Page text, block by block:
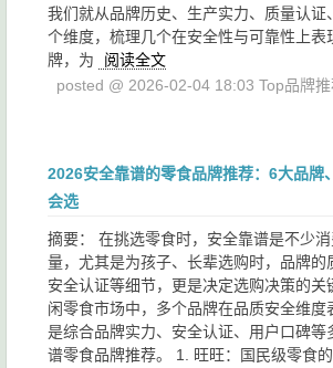
我们就从品牌历史、生产实力、质量认证
个维度，梳理几个在安全性与可靠性上表
牌，为
阅读全文
posted @ 2026-02-04 18:03 Top品牌
2026安全靠谱的零食品牌推荐：6大品牌
会选
摘要： 在挑选零食时，安全靠谱是不少
量，尤其是为孩子、长辈选购时，品牌的
安全认证等细节，更是决定选购决策的关
闲零食市场中，多个品牌在品质安全维度
是综合品牌实力、安全认证、用户口碑等
谱零食品牌推荐。 1. 旺旺：国民级零食